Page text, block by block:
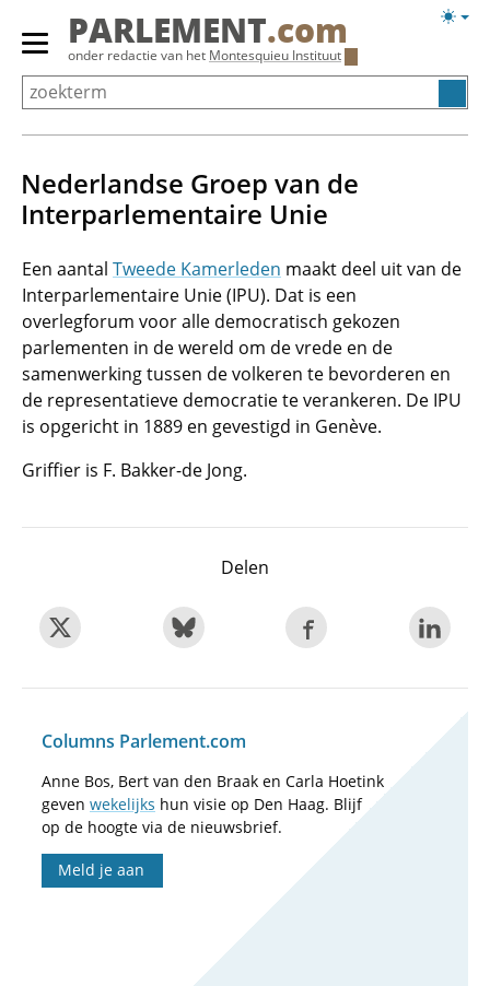
Overslaan
Primair
menu
tonen/verbergen
PARLEMENT.com
onder redactie van het Montesquieu Instituut
Nederlandse Groep van de
Interparlementaire Unie
Een aantal Tweede Kamerleden maakt deel uit van de
Interparlementaire Unie (IPU). Dat is een
overlegforum voor alle democratisch gekozen
parlementen in de wereld om de vrede en de
samenwerking tussen de volkeren te bevorderen en
de representatieve democratie te verankeren. De IPU
is opgericht in 1889 en gevestigd in Genève.
Griffier is F. Bakker-de Jong.
Delen
Columns Parlement.com
Anne Bos, Bert van den Braak en Carla Hoetink
geven wekelijks hun visie op Den Haag. Blijf
op de hoogte via de nieuwsbrief.
Meld je aan